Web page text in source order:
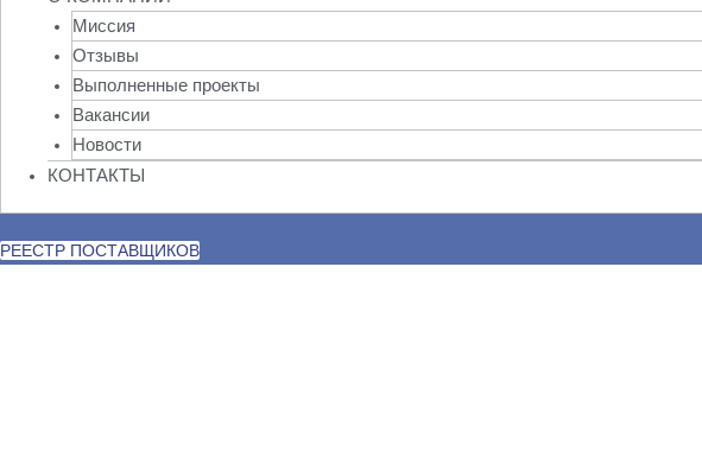
Миссия
Отзывы
Выполненные проекты
Вакансии
Новости
КОНТАКТЫ
РЕЕСТР ПОСТАВЩИКОВ